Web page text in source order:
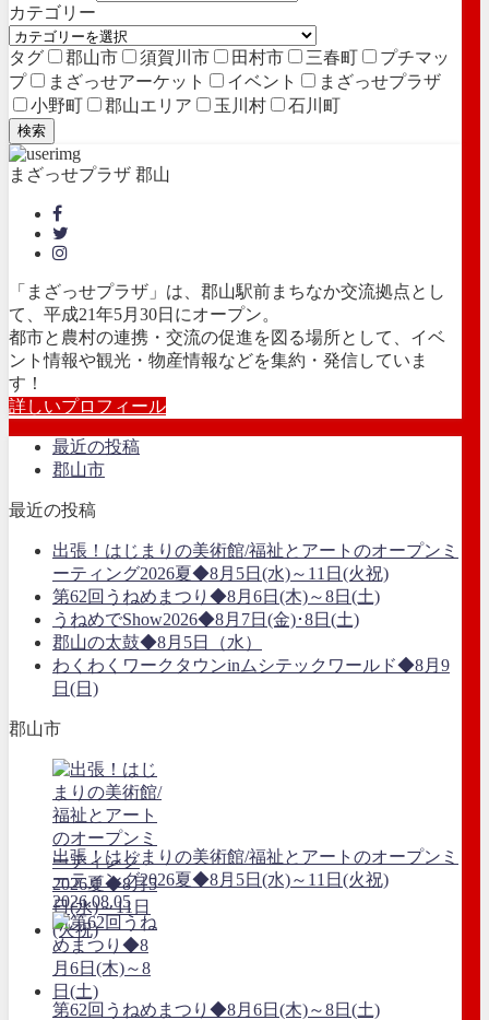
カテゴリー
タグ 郡山市 須賀川市 田村市 三春町
プチマッ
プ
まざっせアーケット イベント
まざっせプラザ
小野町
郡山エリア 玉川村 石川町
検索
まざっせプラザ 郡山
「まざっせプラザ」は、郡山駅前まちなか交流拠点とし
て、平成21年5月30日にオープン。
都市と農村の連携・交流の促進を図る場所として、イベ
ント情報や観光・物産情報などを集約・発信していま
す！
詳しいプロフィール
最近の投稿
郡山市
最近の投稿
出張！はじまりの美術館/福祉とアートのオープンミ
ーティング2026夏◆8月5日(水)～11日(火祝)
第62回うねめまつり◆8月6日(木)～8日(土)
うねめでShow2026◆8月7日(金)･8日(土)
郡山の太鼓◆8月5日（水）
わくわくワークタウンinムシテックワールド◆8月9
日(日)
郡山市
出張！はじまりの美術館/福祉とアートのオープンミ
ーティング2026夏◆8月5日(水)～11日(火祝)
2026.08.05
第62回うねめまつり◆8月6日(木)～8日(土)